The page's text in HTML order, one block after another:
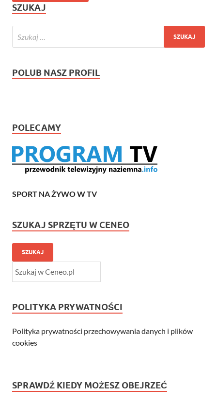
SZUKAJ
POLUB NASZ PROFIL
POLECAMY
SPORT NA ŻYWO W TV
SZUKAJ SPRZĘTU W CENEO
SZUKAJ
POLITYKA PRYWATNOŚCI
Polityka prywatności przechowywania danych i plików
cookies
SPRAWDŹ KIEDY MOŻESZ OBEJRZEĆ